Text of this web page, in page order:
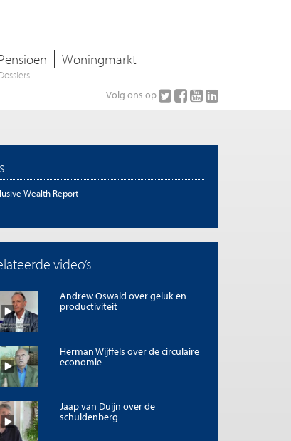
Woningmarkt
Volg ons op
Wealth Report
video’s
Andrew Oswald over geluk en
productiviteit
Herman Wijffels over de circulaire
economie
Jaap van Duijn over de
schuldenberg